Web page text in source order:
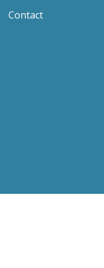
Contact